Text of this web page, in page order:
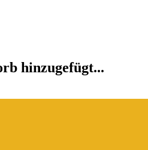
hinzugefügt...